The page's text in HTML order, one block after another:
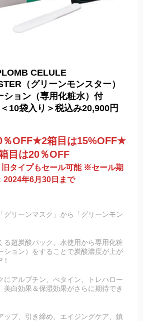
CELULE
（グリーンモンスター）
ション（専用化粧水）付
＜10袋入り＞税込み20,900円
OFF★2箱目は15%OFF★
目は20％OFF
タイプもセール可能 ※セール期
2024年6月30日まで
グリーンマスク」から「グリーンモン
る超炭酸パック。水使用から専用化粧
ション）をすることで炭酸濃度が上が
にアルブチン、べタイン、トレハロー
美白効果＆保湿効果がさらに期待でき
ップ、引き締め、エイジングケア、鎮